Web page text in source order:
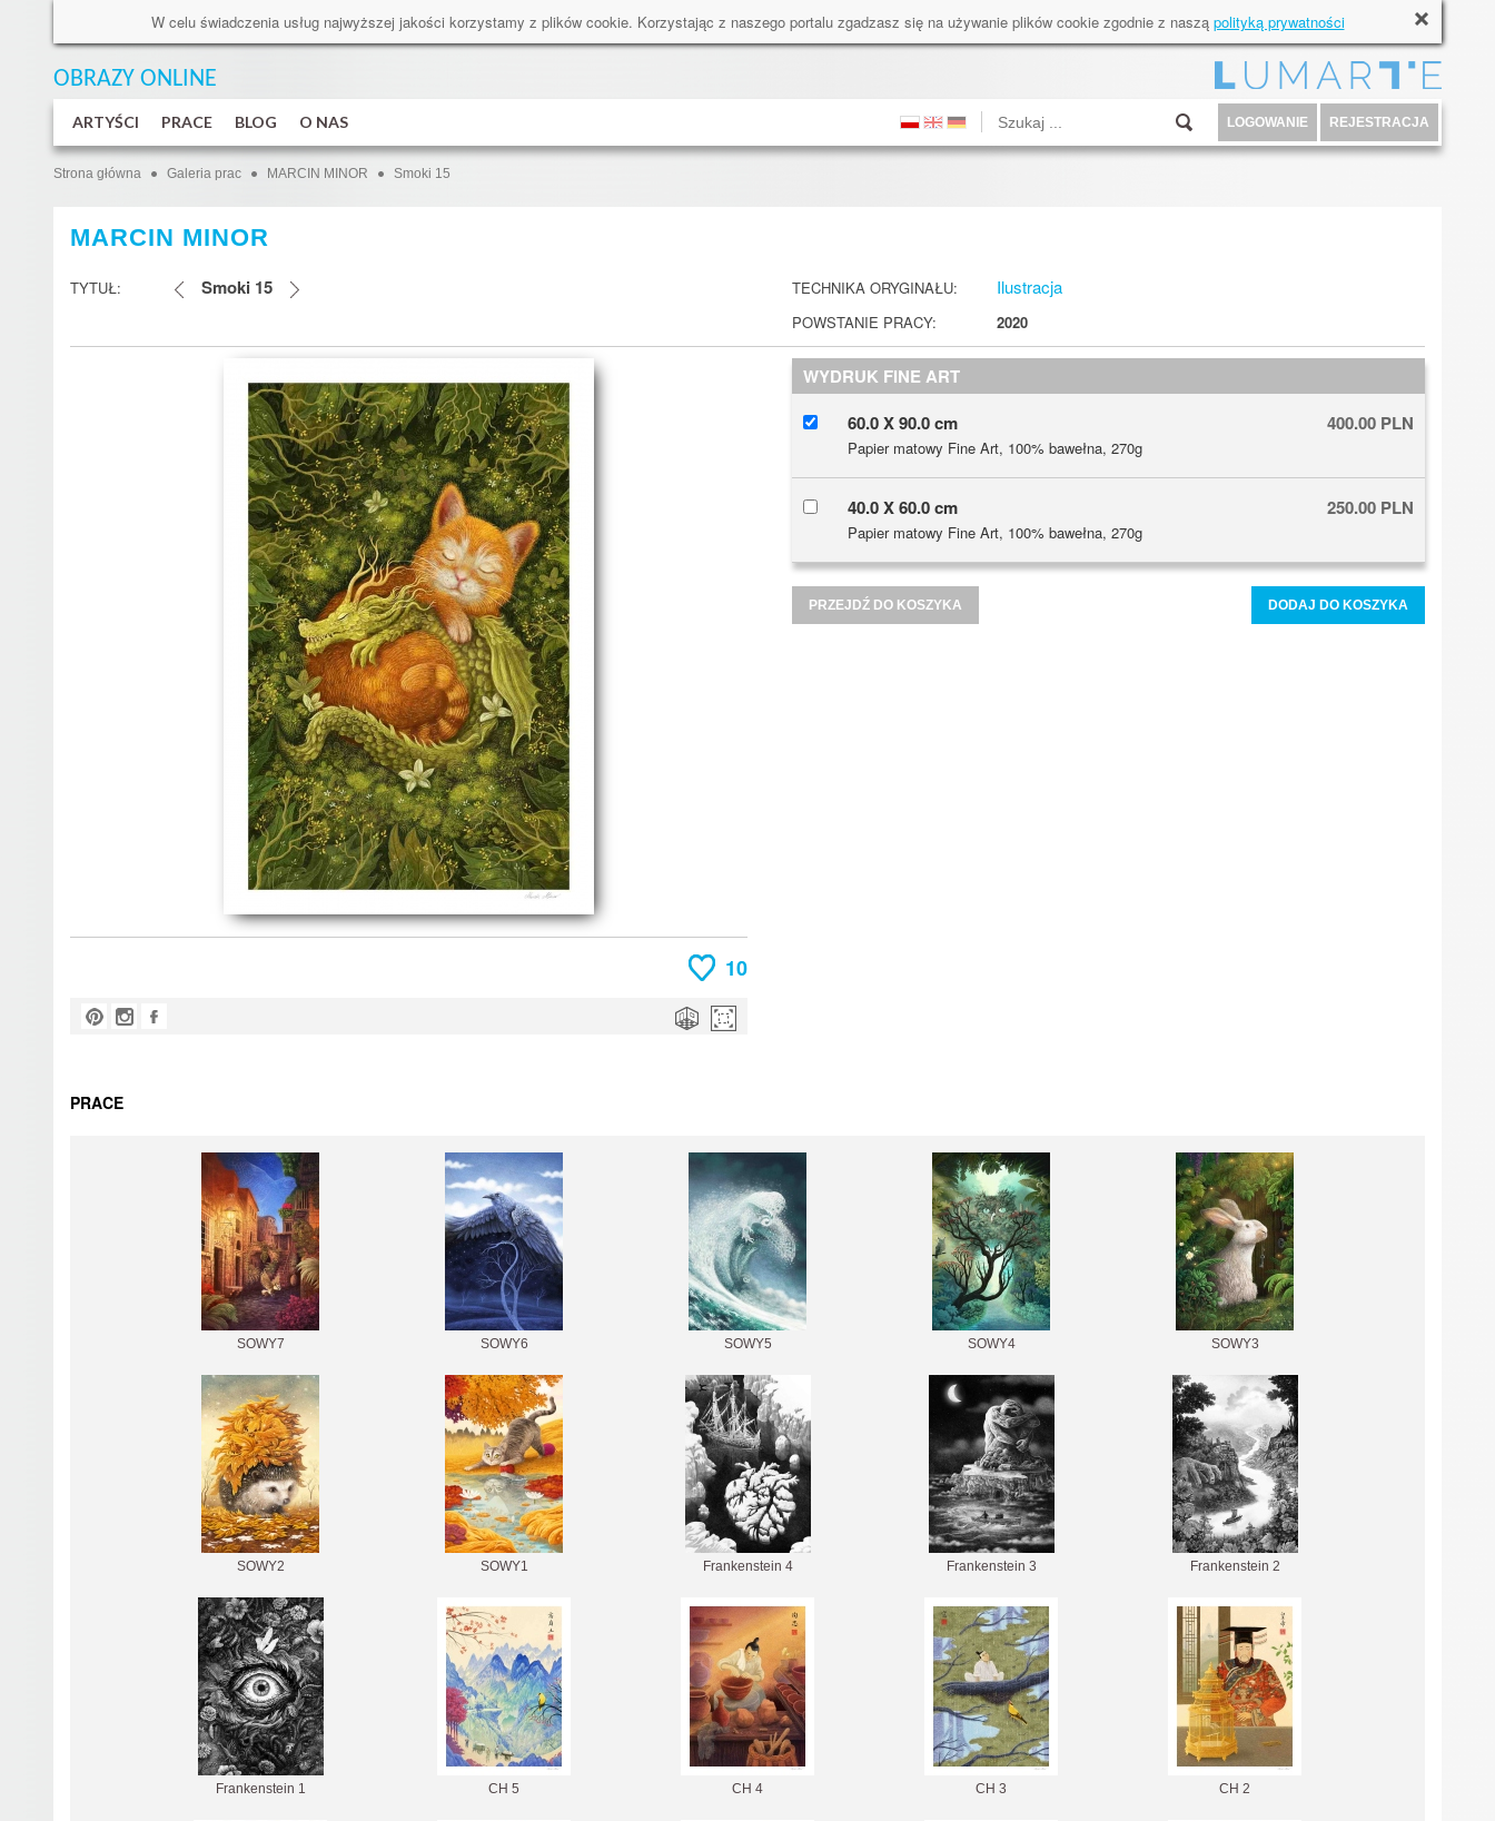
W celu świadczenia usług najwyższej jakości korzystamy z plików cookie. Korzystając z naszego portalu zgadzasz się na używanie plików cookie zgodnie z naszą polityką prywatności
OBRAZY ONLINE
ARTYŚCI PRACE BLOG O NAS LOGOWANIE REJESTRACJA
Strona główna Galeria prac MARCIN MINOR Smoki 15
MARCIN MINOR
TYTUŁ: Smoki 15
10
TECHNIKA ORYGINAŁU: Ilustracja
POWSTANIE PRACY: 2020
WYDRUK FINE ART
60.0 X 90.0 cm
Papier matowy Fine Art, 100% bawełna, 270g
400.00 PLN
40.0 X 60.0 cm
Papier matowy Fine Art, 100% bawełna, 270g
250.00 PLN
PRZEJDŹ DO KOSZYKA
PRACE
SOWY7 SOWY6 SOWY5 SOWY4 SOWY3
SOWY2 SOWY1 Frankenstein 4 Frankenstein 3 Frankenstein 2
Frankenstein 1 CH 5 CH 4 CH 3 CH 2